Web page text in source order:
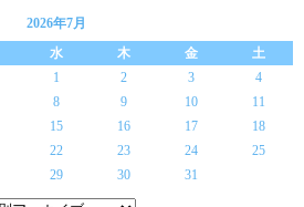
2026年7月
水 木 金
土
1
2 3
4
8 9 10
11
15 16 17
18
22 23 24
25
29 30 31